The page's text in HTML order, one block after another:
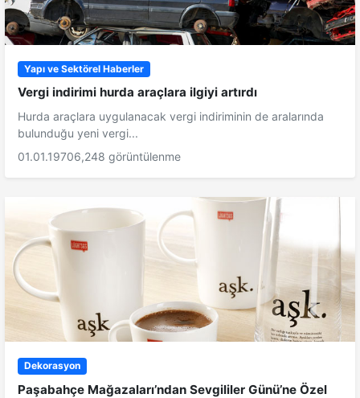
Yapı ve Sektörel Haberler
Vergi indirimi hurda araçlara ilgiyi artırdı
Hurda araçlara uygulanacak vergi indiriminin de aralarında
bulunduğu yeni vergi...
01.01.19706,248 görüntülenme
Dekorasyon
Paşabahçe Mağazaları’ndan Sevgililer Günü’ne Özel